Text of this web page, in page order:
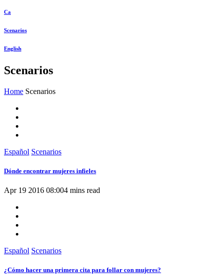
Ca
Scenarios
English
Scenarios
Home Scenarios
Español Scenarios
Dónde encontrar mujeres infieles
Apr 19 2016 08:004 mins read
Español Scenarios
¿Cómo hacer una primera cita para follar con mujeres?